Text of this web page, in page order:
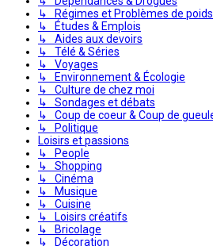
↳ Régimes et Problèmes de poids
↳ Études & Emplois
↳ Aides aux devoirs
↳ Télé & Séries
↳ Voyages
↳ Environnement & Écologie
↳ Culture de chez moi
↳ Sondages et débats
↳ Coup de coeur & Coup de
↳ Politique
Loisirs et passions
↳ People
↳ Shopping
↳ Cinéma
↳ Musique
↳ Cuisine
↳ Loisirs créatifs
↳ Bricolage
↳ Décoration